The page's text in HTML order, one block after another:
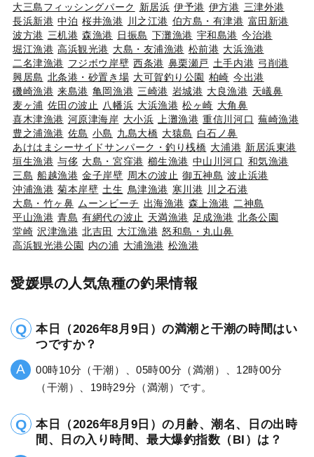
大三島フィッシングパーク 新居浜 伊予港 伊方港 三津外港
長浜新港 中泊 桜井漁港 川之江港 伯方島・有津港 富田新港
波方港 三机港 森漁港 日振島 下灘漁港 宇和島港 今治港
堀江漁港 高浜観光港 大島・友浦漁港 松前港 大浜漁港
二名津漁港 フジボウ岸壁 西条港 鼻栗瀬戸 土手内港 弓削港
興居島 北条港・砂置き場 大可賀釣り公園 柏崎 今出港
磯崎漁港 来島港 亀岡漁港 三崎港 岩城港 大良漁港 天嶬鼻
麦ヶ浦 佐田の波止 八幡浜 大浜漁港 松ヶ崎 大角鼻
喜木津漁港 河原津海岸 大小浜 上灘漁港 重信川河口 蕪崎漁港
豊之浦漁港 佐島 小島 九島大橋 大猿島 白石ノ鼻
あけはまシーサイドサンパーク・釣り桟橋 大浦港 新居浜東港
垣生漁港 与侈 大島・宮窪港 櫛生漁港 中山川河口 和気漁港
三島 船越漁港 金子岸壁 周木の波止 御五神島 波止浜港
沖浦漁港 菊本岸壁 土生 鳥津漁港 寒川港 川之石港
大島・竹ヶ鼻 ムーンビーチ 出海漁港 森上漁港 二神島
平山漁港 青島 有網代の波止 天満漁港 足成漁港 北条公園
堂崎 沢津漁港 北吉田 大江漁港 怒和島・丸山鼻
高浜観光港公園 内の浦 大浦漁港 松漁港
愛媛県の人気魚種の釣果情報
本日（2026年8月9日）の満潮と干潮の時間はい
つですか？
00時10分（干潮）、05時00分（満潮）、12時00分
（干潮）、19時29分（満潮）です。
本日（2026年8月9日）の月齢、潮名、日の出時
間、日の入り時間、最大爆釣指数（BI）は？